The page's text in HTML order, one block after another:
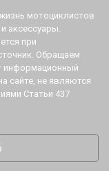
мотоциклистов
аксессуары.
при
Обращаем
информационный
сайте, не являются
Статьи 437